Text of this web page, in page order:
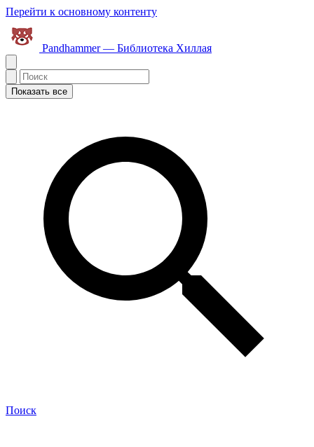
Перейти к основному контенту
Pandhammer — Библиотека Хиллая
Показать все
Поиск